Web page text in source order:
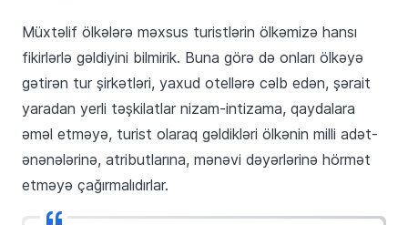
Müxtəlif ölkələrə məxsus turistlərin ölkəmizə hansı
fikirlərlə gəldiyini bilmirik. Buna görə də onları ölkəyə
gətirən tur şirkətləri, yaxud otellərə cəlb edən, şərait
yaradan yerli təşkilatlar nizam-intizama, qaydalara
əməl etməyə, turist olaraq gəldikləri ölkənin milli adət-
ənənələrinə, atributlarına, mənəvi dəyərlərinə hörmət
etməyə çağırmalıdırlar.